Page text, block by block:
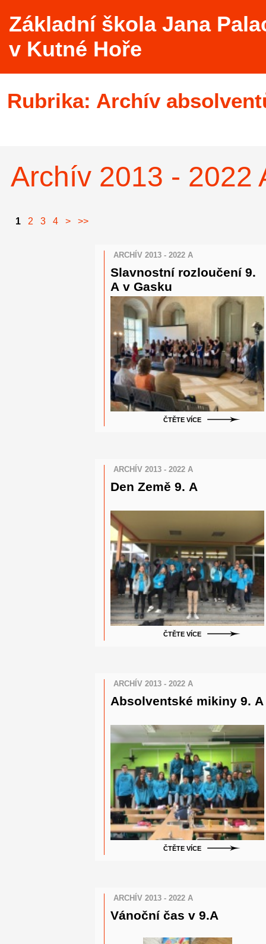
Základní škola Jana
v Kutné Hoře
Rubrika: Archív
Archív 2013 - 2022
1 2 3 4 > >>
ARCHÍV 2013 - 2022 A
Slavnostní rozloučení 9.
A v Gasku
ČTĚTE VÍCE
ARCHÍV 2013 - 2022 A
Den Země 9. A
ČTĚTE VÍCE
ARCHÍV 2013 - 2022 A
Absolventské mikiny 9. A
ČTĚTE VÍCE
ARCHÍV 2013 - 2022 A
Vánoční čas v 9.A